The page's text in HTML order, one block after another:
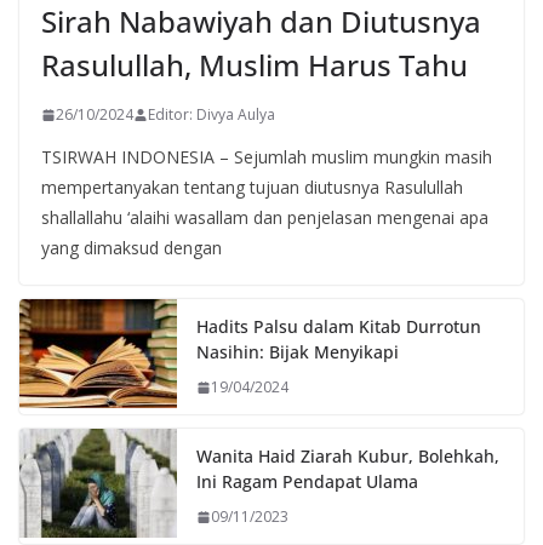
Sirah Nabawiyah dan Diutusnya
Rasulullah, Muslim Harus Tahu
26/10/2024 Editor: Divya Aulya
TSIRWAH INDONESIA – Sejumlah muslim mungkin masih
mempertanyakan tentang tujuan diutusnya Rasulullah
shallallahu ‘alaihi wasallam dan penjelasan mengenai apa
yang dimaksud dengan
Hadits Palsu dalam Kitab Durrotun
Nasihin: Bijak Menyikapi
19/04/2024
Wanita Haid Ziarah Kubur, Bolehkah,
Ini Ragam Pendapat Ulama
09/11/2023